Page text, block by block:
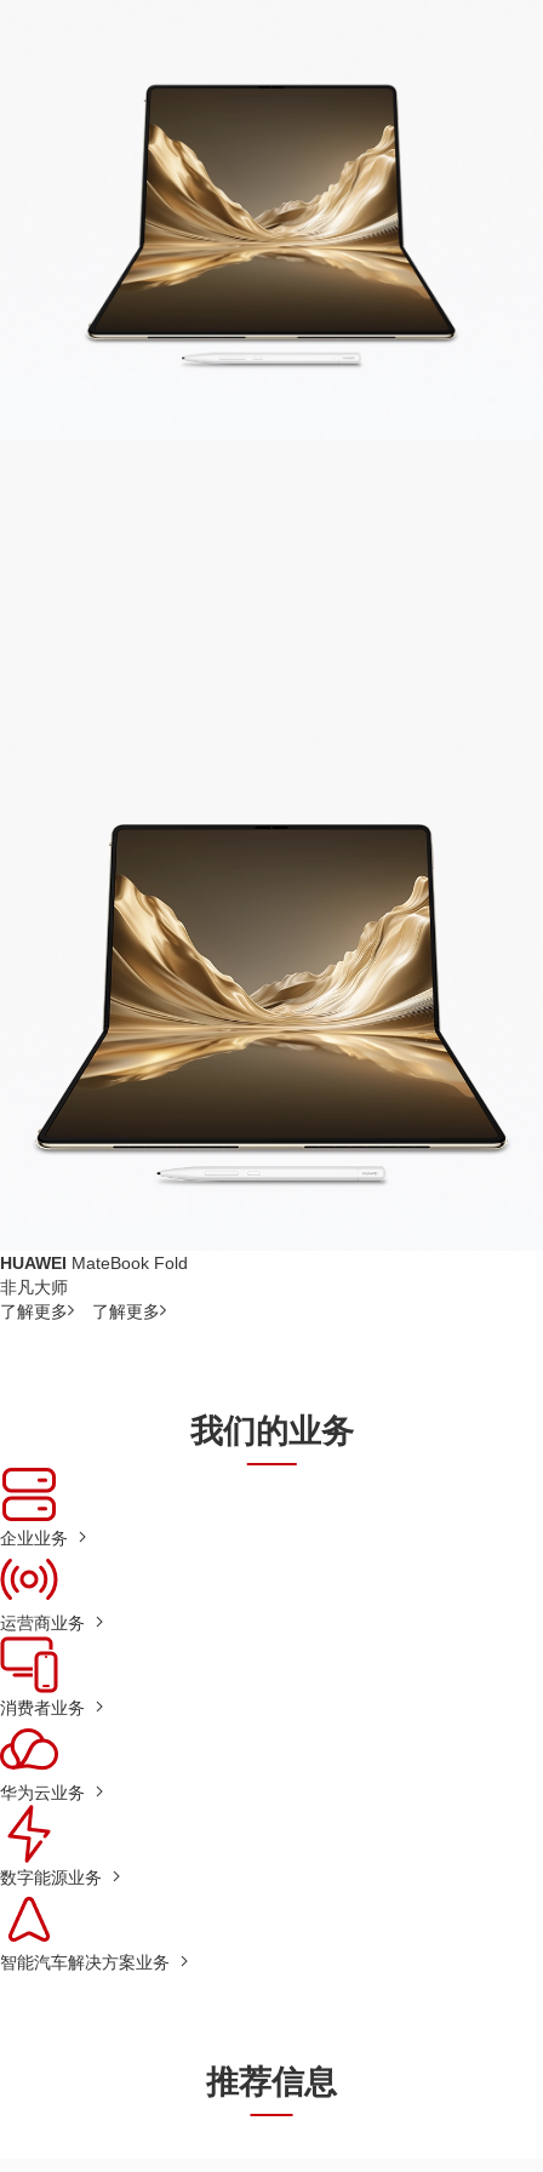
HUAWEI MateBook Fold
非凡大师
了解更多
了解更多
我们的业务
企业业务
运营商业务
消费者业务
华为云业务
数字能源业务
智能汽车解决方案业务
推荐信息